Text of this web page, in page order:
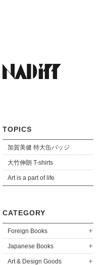
TOPICS
加賀美健 特大缶バッジ
大竹伸朗 T-shirts
Art is a part of life
CATEGORY
Foreign Books
Japanese Books
Art & Design Goods